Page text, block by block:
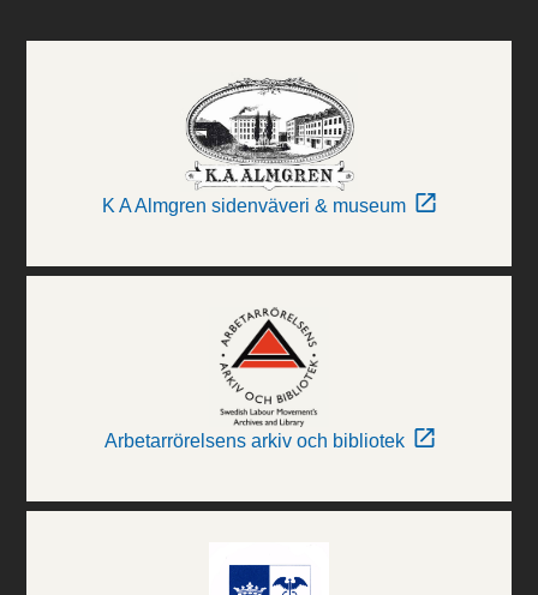
K A Almgren sidenväveri & museum
Arbetarrörelsens arkiv och bibliotek